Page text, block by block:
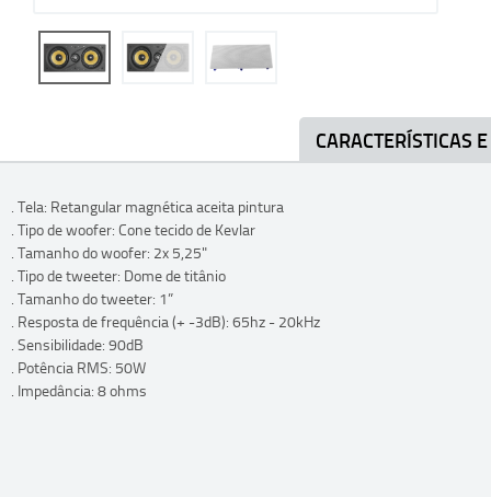
CARACTERÍSTICAS
. Tela: Retangular magnética aceita pintura
. Tipo de woofer: Cone tecido de Kevlar
. Tamanho do woofer: 2x 5,25"
. Tipo de tweeter: Dome de titânio
. Tamanho do tweeter: 1”
. Resposta de frequência (+ -3dB): 65hz - 20kHz
. Sensibilidade: 90dB
. Potência RMS: 50W
. Impedância: 8 ohms